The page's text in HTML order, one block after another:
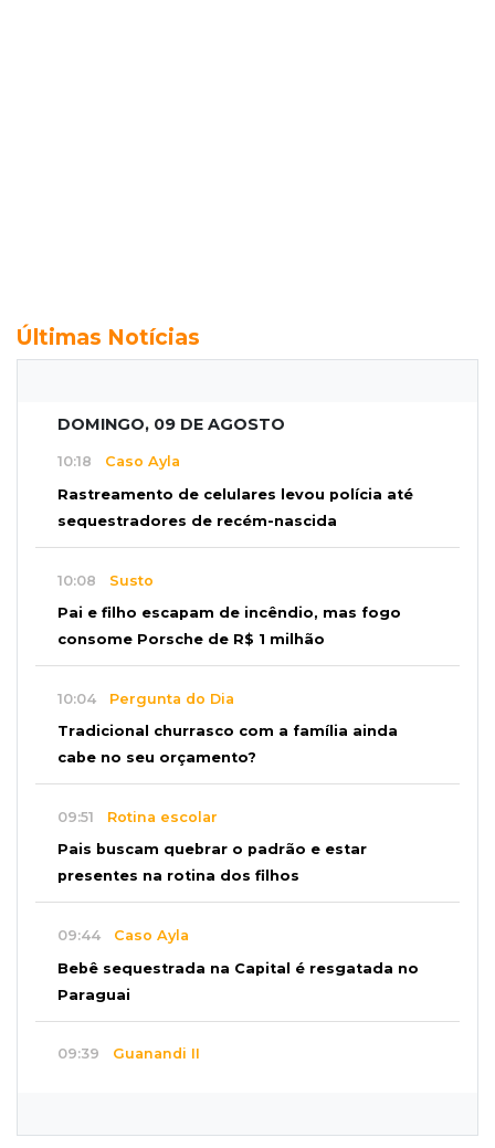
Últimas Notícias
DOMINGO, 09 DE AGOSTO
10:18 Caso Ayla
Rastreamento de celulares levou polícia até
sequestradores de recém-nascida
10:08 Susto
Pai e filho escapam de incêndio, mas fogo
consome Porsche de R$ 1 milhão
10:04 Pergunta do Dia
Tradicional churrasco com a família ainda
cabe no seu orçamento?
09:51 Rotina escolar
Pais buscam quebrar o padrão e estar
presentes na rotina dos filhos
09:44 Caso Ayla
Bebê sequestrada na Capital é resgatada no
Paraguai
09:39 Guanandi II